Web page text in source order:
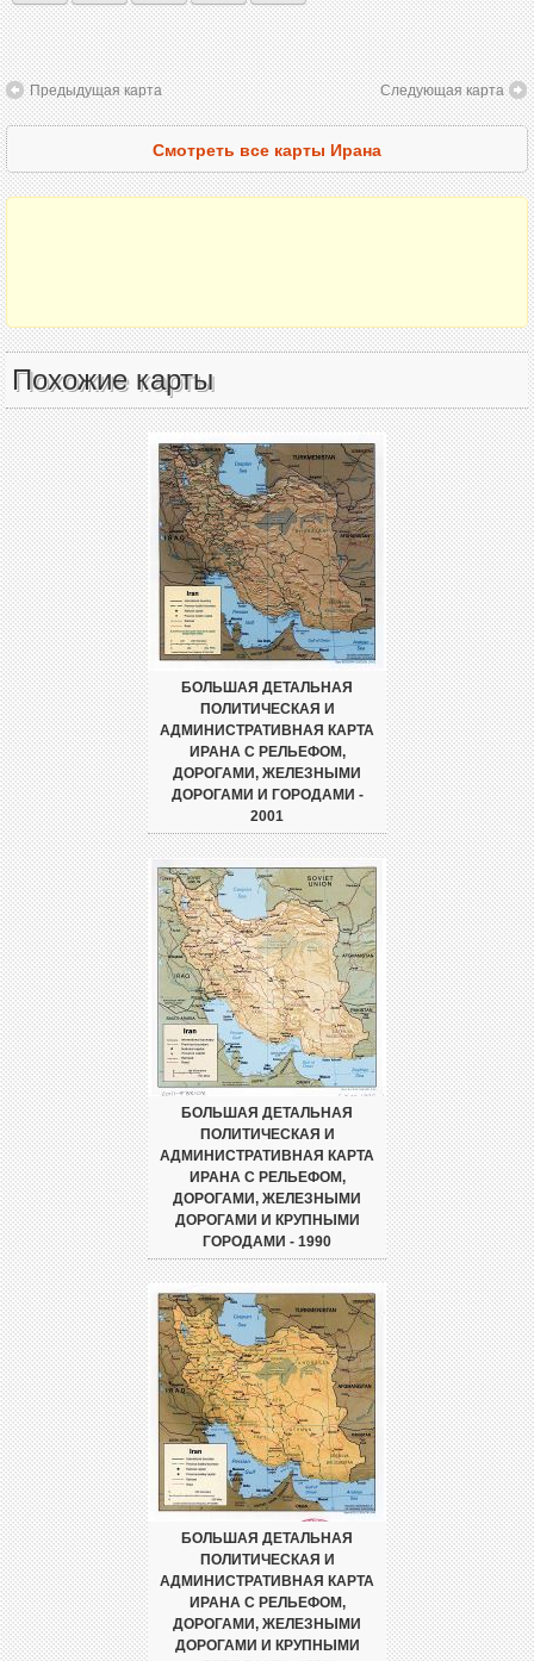
Предыдущая карта Следующая карта
Смотреть все карты Ирана
Похожие карты
БОЛЬШАЯ ДЕТАЛЬНАЯ
ПОЛИТИЧЕСКАЯ И
АДМИНИСТРАТИВНАЯ КАРТА
ИРАНА С РЕЛЬЕФОМ,
ДОРОГАМИ, ЖЕЛЕЗНЫМИ
ДОРОГАМИ И ГОРОДАМИ -
2001
БОЛЬШАЯ ДЕТАЛЬНАЯ
ПОЛИТИЧЕСКАЯ И
АДМИНИСТРАТИВНАЯ КАРТА
ИРАНА С РЕЛЬЕФОМ,
ДОРОГАМИ, ЖЕЛЕЗНЫМИ
ДОРОГАМИ И КРУПНЫМИ
ГОРОДАМИ - 1990
БОЛЬШАЯ ДЕТАЛЬНАЯ
ПОЛИТИЧЕСКАЯ И
АДМИНИСТРАТИВНАЯ КАРТА
ИРАНА С РЕЛЬЕФОМ,
ДОРОГАМИ, ЖЕЛЕЗНЫМИ
ДОРОГАМИ И КРУПНЫМИ